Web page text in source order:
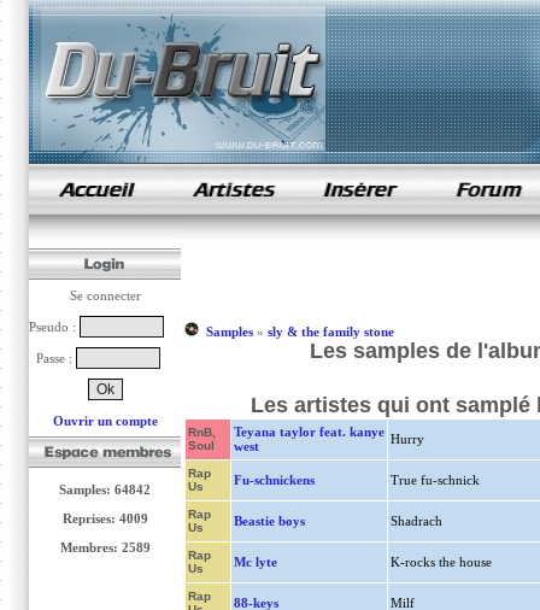
samples de rap
Se connecter
Pseudo :
Passe :
Ouvrir un compte
Samples: 64842
Reprises: 4009
Membres: 2589
Samples» sly & the family stone
Les samples de
Les artistes qui ont
RnB,
Soul
Teyana taylor feat. kanye
west
Hurry
Rap
Us
Fu-schnickens True fu-schnick
Rap
Us
Beastie boys Shadrach
Rap
Us
Mc lyte K-rocks the house
Rap
88-keys Milf